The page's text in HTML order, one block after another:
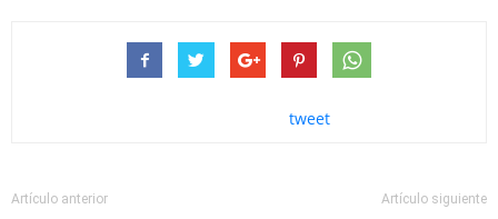
tweet
Artículo anterior Artículo siguiente